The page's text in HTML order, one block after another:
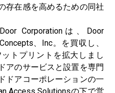
存在感を高めるための同社
Corporationは、Door
、Inc。を買収し、
トプリントを拡大しまし
アのサービスと設置を専門
ドアコーポレーションの一